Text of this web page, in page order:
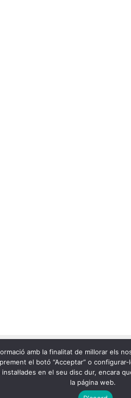
amb la finalitat de millorar els
el botó “Acceptar” o
en el seu disc dur, encara
la página web.